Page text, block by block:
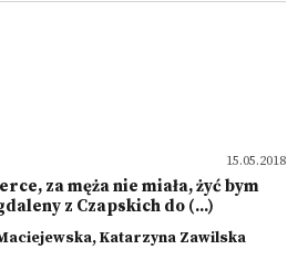
15.05.2018
za męża nie miała, żyć bym
z Czapskich do (...)
Katarzyna Zawilska